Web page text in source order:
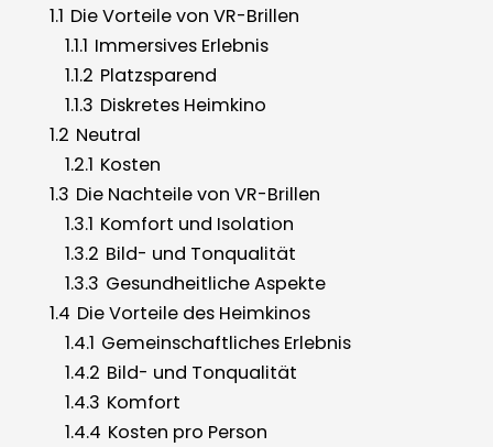
1.1 Die Vorteile von VR-Brillen
1.1.1 Immersives Erlebnis
1.1.2 Platzsparend
1.1.3 Diskretes Heimkino
1.2 Neutral
1.2.1 Kosten
1.3 Die Nachteile von VR-Brillen
1.3.1 Komfort und Isolation
1.3.2 Bild- und Tonqualität
1.3.3 Gesundheitliche Aspekte
1.4 Die Vorteile des Heimkinos
1.4.1 Gemeinschaftliches Erlebnis
1.4.2 Bild- und Tonqualität
1.4.3 Komfort
1.4.4 Kosten pro Person